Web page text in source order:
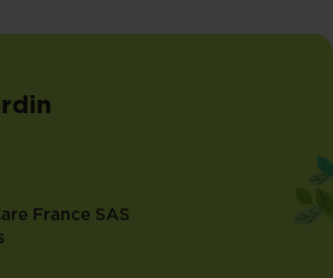
France SAS